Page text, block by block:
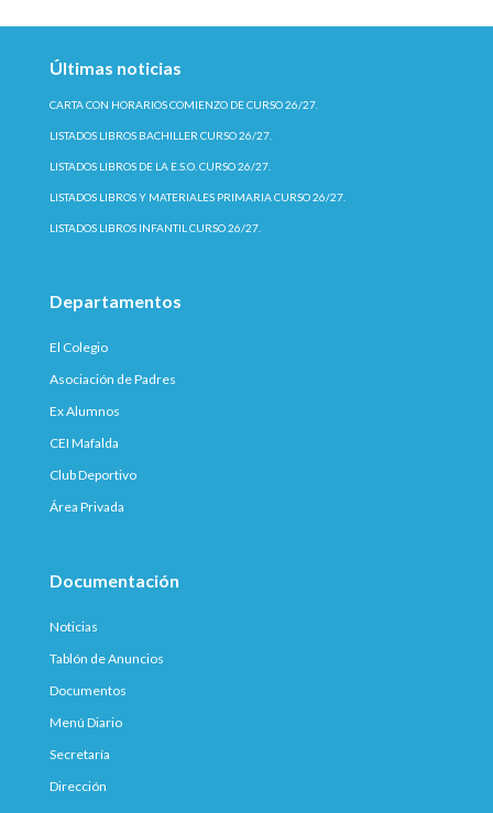
Últimas noticias
CARTA CON HORARIOS COMIENZO DE CURSO 26/27.
LISTADOS LIBROS BACHILLER CURSO 26/27.
LISTADOS LIBROS DE LA E.S.O. CURSO 26/27.
LISTADOS LIBROS Y MATERIALES PRIMARIA CURSO 26/27.
LISTADOS LIBROS INFANTIL CURSO 26/27.
Departamentos
El Colegio
Asociación de Padres
Ex Alumnos
CEI Mafalda
Club Deportivo
Área Privada
Documentación
Noticias
Tablón de Anuncios
Documentos
Menú Diario
Secretaría
Dirección